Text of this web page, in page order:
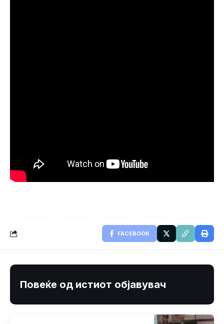
FACEBOOK
Повеќе од истиот објавувач